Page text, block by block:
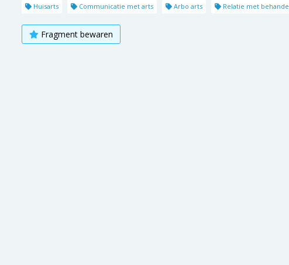
Huisarts Communicatie met arts Arbo arts Relatie met
Fragment bewaren